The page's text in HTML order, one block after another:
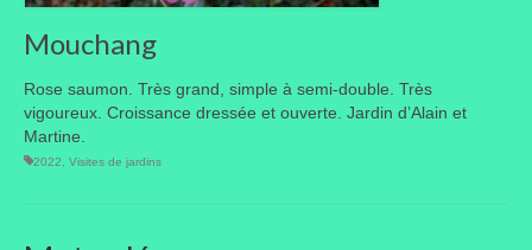
Qui sommes-nous ?
Annonces
Mouchang
Rose saumon. Très grand, simple à semi-double. Très
vigoureux. Croissance dressée et ouverte. Jardin d’Alain et
Martine.
2022 Visites de jardins